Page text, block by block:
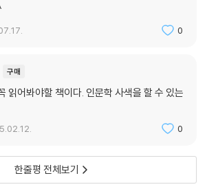
운 여행기
저자는 이 책에서 역사, 문학, 지리, 건축, 영화를
아냈다는 점이 이 책을 실제 여행에도 참고삼을
까지 읽으면 거대한 흐름으로 얽히고설켜 마치
미진진함을 주는 한편, 부분부분 발췌해 읽어도
곳의 숨겨진 이야기를 발견하는 색다른 재미를 얻
0
구매
읽어봐야할 책이다. 인문학 사색을 할 수 있는
0
한줄평 전체보기